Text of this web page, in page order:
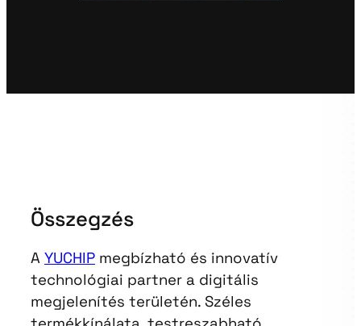
Összegzés
A YUCHIP megbízható és innovatív
technológiai partner a digitális
megjelenítés területén. Széles